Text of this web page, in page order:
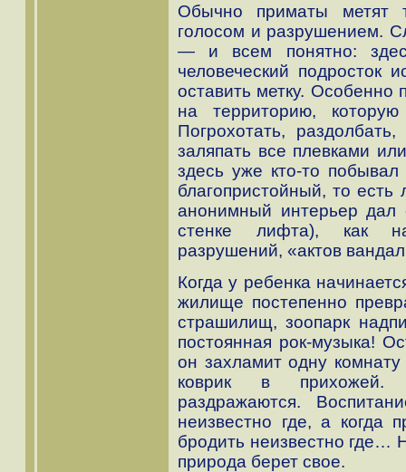
Обычно приматы метят
голосом и разрушением.
— и всем понятно:
человеческий подросток
оставить метку.
на территорию,
Погрохотать,
заляпать все плевками
здесь уже кто-то
благопристойный, то
анонимный интерьер дал
стенке лифта), как
разрушений, «актов
Когда у ребенка
жилище постепенно
страшилищ, зоопарк
постоянная рок-музыка!
он захламит одну
коврик в прихожей.
раздражаются.
неизвестно где, а
бродить неизвестно где…
природа берет свое.